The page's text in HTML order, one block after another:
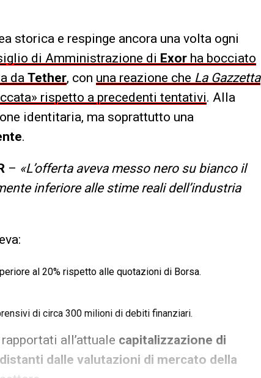
storica e respinge ancora una volta ogni
di Amministrazione di Exor ha bocciato
da Tether, con una reazione che La Gazzetta
rispetto a precedenti tentativi. Alla
identitaria, ma soprattutto una
.
– «L’offerta aveva messo nero su bianco il
inferiore alle stime reali dell’industria
al 20% rispetto alle quotazioni di Borsa.
di circa 300 milioni di debiti finanziari.
all’attuale capitalizzazione di
dalle valutazioni di mercato della